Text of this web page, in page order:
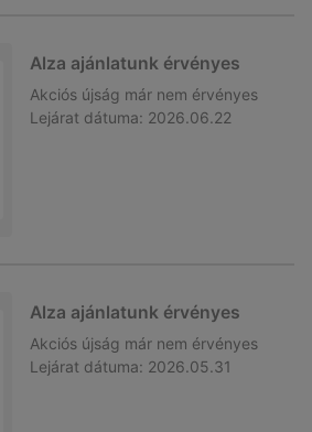
Alza ajánlatunk érvényes
Akciós újság már nem érvényes
Lejárat dátuma: 2026.06.22
Alza ajánlatunk érvényes
Akciós újság már nem érvényes
Lejárat dátuma: 2026.05.31